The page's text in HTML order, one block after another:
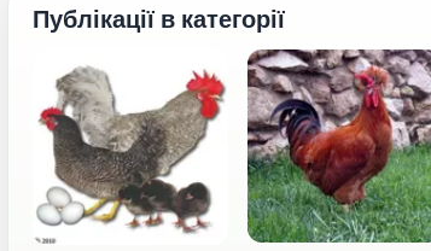
Публікації в категорії